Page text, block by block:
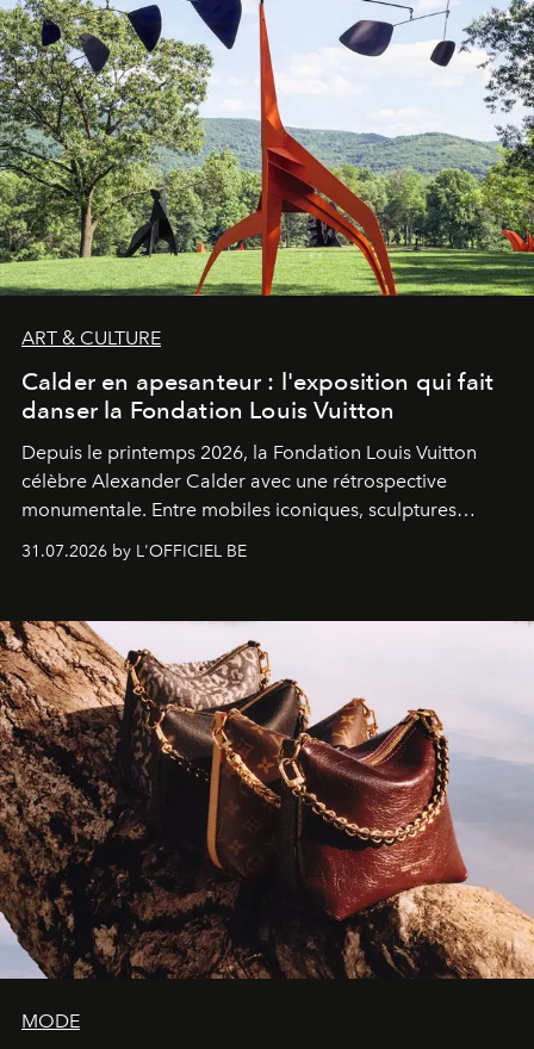
ART & CULTURE
Calder en apesanteur : l'exposition qui fait
danser la Fondation Louis Vuitton
Depuis le printemps 2026, la Fondation Louis Vuitton
célèbre Alexander Calder avec une rétrospective
monumentale. Entre mobiles iconiques, sculptures
monumentales et poésie du mouvement, l'artiste
américain investit les espaces imaginés par Frank Gehry
sculpture.
31.07.2026 by L'OFFICIEL BE
MODE